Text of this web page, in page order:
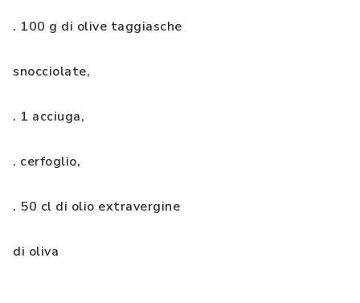
. 100 g di olive taggiasche
snocciolate,
. 1 acciuga,
. cerfoglio,
. 50 cl di olio extravergine
di oliva